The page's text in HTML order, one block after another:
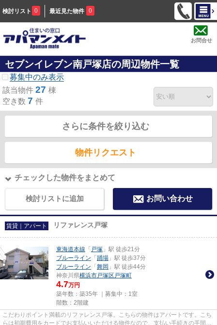
検討リスト 0 最近見た物件 0
お問合せ
セブンイレブン南戸塚店の周辺物件一覧
募集中のみ表示
該当物件 27 棟
空き数 7 件
さらに条件を絞り込む
物件リクエスト
チェックした物件をまとめて
検討リストに追加 お問い合わせ
賃貸｜アパート リファレンス戸塚
東海道本線 「 戸塚 」駅 徒歩21分
ブルーライン 「 踊場 」駅 徒歩37分
ブルーライン 「 舞岡 」駅 徒歩44分
神奈川県横浜市戸塚区 戸塚町
4.7万円
築年数：築35年 ｜募集中： 1室
階数：2階建
こだわりポイント満載のリファレンス戸塚。こちらの物件はアパートです。こち
らは初期費用をカードでお支払いいただける物件なので、支払い手続きの手間が